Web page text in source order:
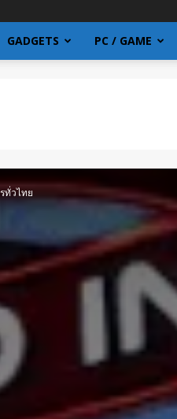
GADGETS PC / GAME
ทั่วไทย